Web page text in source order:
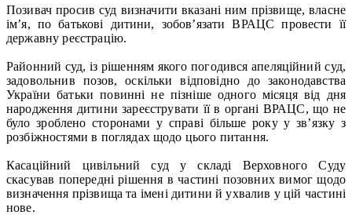
Позивач просив суд визначити вказані ним прізвище, власне
ім’я, по батькові дитини, зобов’язати ВРАЦС провести її
державну реєстрацію.
Районний суд, із рішенням якого погодився апеляційний суд,
задовольнив позов, оскільки відповідно до законодавства
України батьки повинні не пізніше одного місяця від дня
народження дитини зареєструвати її в органі ВРАЦС, що не
було зроблено сторонами у справі більше року у зв’язку з
розбіжностями в поглядах щодо цього питання.
Касаційний цивільний суд у складі Верховного Суду
скасував попередні рішення в частині позовних вимог щодо
визначення прізвища та імені дитини й ухвалив у цій частині
нове.